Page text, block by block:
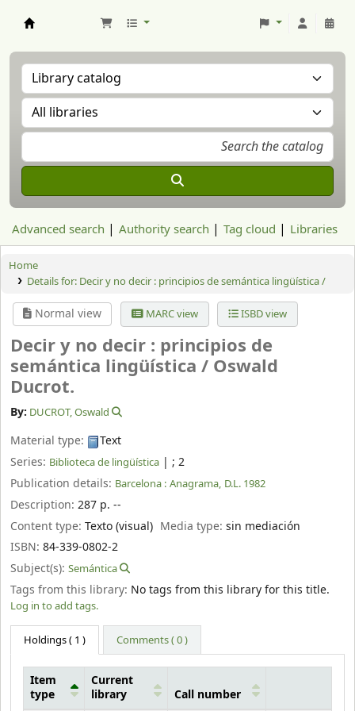
Advanced search Authority search Tag cloud Libraries
Home
Details for: Decir y no decir : principios de semántica lingüística /
Normal view MARC view ISBD view
Decir y no decir : principios de
semántica lingüística / Oswald
Ducrot.
By: DUCROT, Oswald
Material type:
Text
Series: Biblioteca de lingüística | ; 2
Publication details: Barcelona : Anagrama, D.L. 1982
Description: 287 p. --
Content type: Texto (visual) Media type:sin mediación
ISBN: 84-339-0802-2
Subject(s): Semántica
Tags from this library: No tags from this library for this title.
Log in to add tags.
Holdings( 1 ) Comments ( 0 )
Item
type
Current
library
Call number